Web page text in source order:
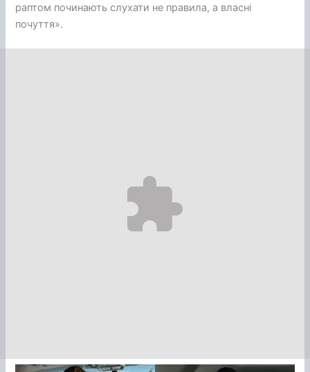
раптом починають слухати не правила, а власні
почуття».